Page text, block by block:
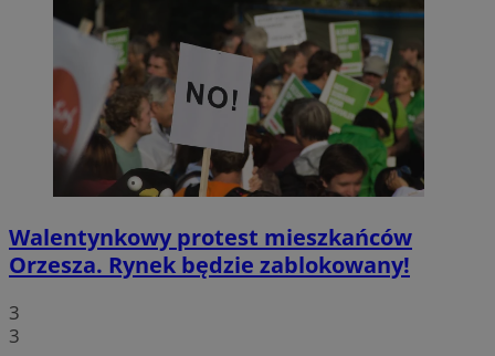
Walentynkowy protest mieszkańców
Orzesza. Rynek będzie zablokowany!
3
3